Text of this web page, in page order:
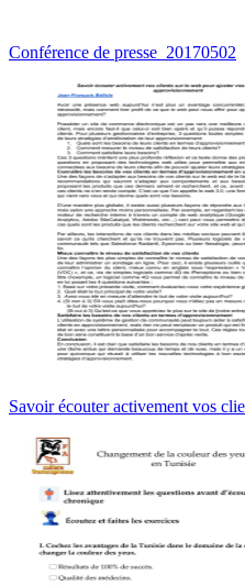
Conférence de presse_20170502
Savoir écouter activement vos